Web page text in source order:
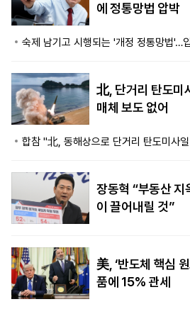
에 정통망법 압박
숙제 남기고 시행되는 '개정 정통망법'…
北, 단거리 탄도미
매체 보도 없어
합참 "北, 동해상으로 단거리 탄도미사
장동혁 “부동산
이 끌어내릴 것”
美, ‘반도체 핵심
품에 15% 관세